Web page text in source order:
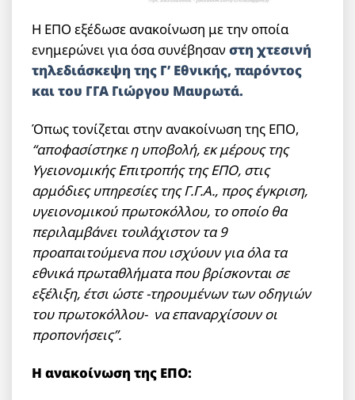
Η ΕΠΟ εξέδωσε ανακοίνωση με την οποία
ενημερώνει για όσα συνέβησανστη χτεσινή
τηλεδιάσκεψη της Γ’ Εθνικής, παρόντος
και του ΓΓΑ Γιώργου Μαυρωτά.
Όπως τονίζεται στην ανακοίνωση της ΕΠΟ,
“αποφασίστηκε η υποβολή, εκ μέρους της
Υγειονομικής Επιτροπής της ΕΠΟ, στις
αρμόδιες υπηρεσίες της Γ.Γ.Α., προς έγκριση,
υγειονομικού πρωτοκόλλου, το οποίο θα
περιλαμβάνει τουλάχιστον τα 9
προαπαιτούμενα που ισχύουν για όλα τα
εθνικά πρωταθλήματα που βρίσκονται σε
εξέλιξη, έτσι ώστε -τηρουμένων των οδηγιών
του πρωτοκόλλου- να επαναρχίσουν οι
προπονήσεις”.
Η ανακοίνωση της ΕΠΟ: